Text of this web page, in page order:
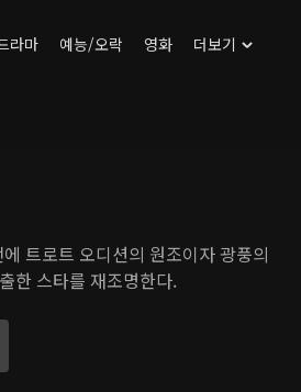
라마 예능/오락 영화 더보기
트로트 오디션의 원조이자 광풍의
한 스타를 재조명한다.